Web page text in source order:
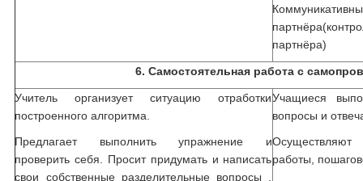
партнёра)
6. Самостоятельная работа с
Учитель организует ситуацию отработки
построенного алгоритма.
Предлагает выполнить упражнение и
проверить себя. Просит придумать и написать
свои собственные разделительные вопросы ,
Учащиеся
вопросы и
Осуществляют
работы,